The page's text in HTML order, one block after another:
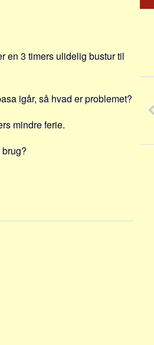
en 3 timers ulidelig bustur til
igår, så hvad er problemet?
mindre ferie.